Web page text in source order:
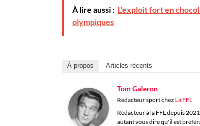
À lire aussi : L'exploit fort en
olympiques
À propos Articles récents
Tom Galeron
Rédacteur sportchez La FFL
Rédacteur à la FFL depuis
autant vous dire qu'il est